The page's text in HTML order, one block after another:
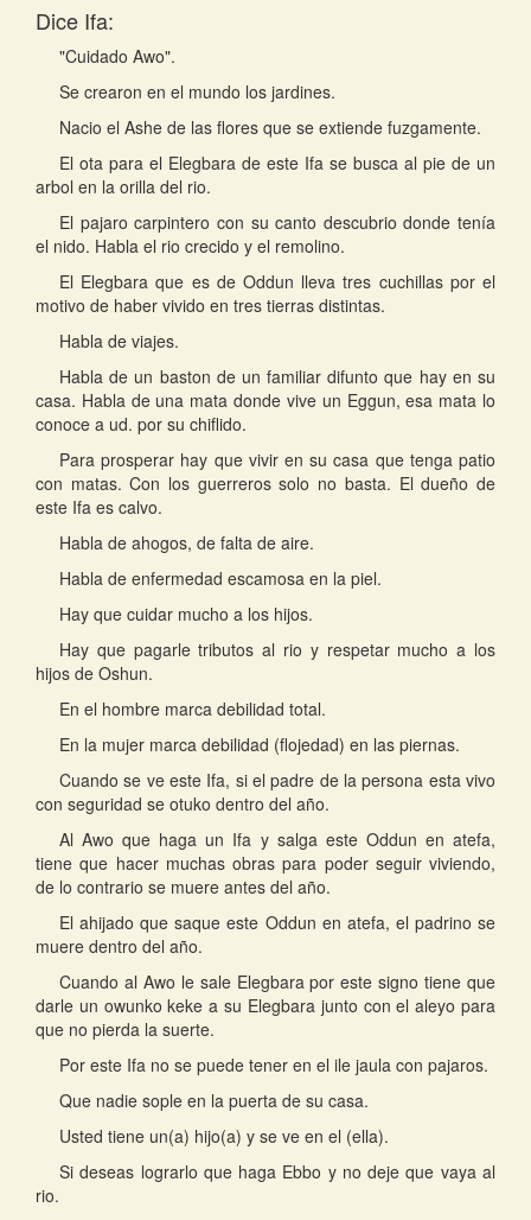
Dice Ifa:
"Cuidado Awo".
Se crearon en el mundo los jardines.
Nacio el Ashe de las flores que se extiende fuzgamente.
El ota para el Elegbara de este Ifa se busca al pie de un
arbol en la orilla del rio.
El pajaro carpintero con su canto descubrio donde tenía
el nido. Habla el rio crecido y el remolino.
El Elegbara que es de Oddun lleva tres cuchillas por el
motivo de haber vivido en tres tierras distintas.
Habla de viajes.
Habla de un baston de un familiar difunto que hay en su
casa. Habla de una mata donde vive un Eggun, esa mata lo
conoce a ud. por su chiflido.
Para prosperar hay que vivir en su casa que tenga patio
con matas. Con los guerreros solo no basta. El dueño de
este Ifa es calvo.
Habla de ahogos, de falta de aire.
Habla de enfermedad escamosa en la piel.
Hay que cuidar mucho a los hijos.
Hay que pagarle tributos al rio y respetar mucho a los
hijos de Oshun.
En el hombre marca debilidad total.
En la mujer marca debilidad (flojedad) en las piernas.
Cuando se ve este Ifa, si el padre de la persona esta vivo
con seguridad se otuko dentro del año.
Al Awo que haga un Ifa y salga este Oddun en atefa,
tiene que hacer muchas obras para poder seguir viviendo,
de lo contrario se muere antes del año.
El ahijado que saque este Oddun en atefa, el padrino se
muere dentro del año.
Cuando al Awo le sale Elegbara por este signo tiene que
darle un owunko keke a su Elegbara junto con el aleyo para
que no pierda la suerte.
Por este Ifa no se puede tener en el ile jaula con pajaros.
Que nadie sople en la puerta de su casa.
Usted tiene un(a) hijo(a) y se ve en el (ella).
Si deseas lograrlo que haga Ebbo y no deje que vaya al
rio.